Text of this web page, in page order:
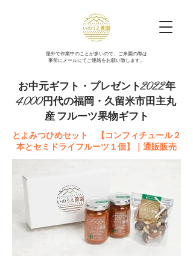
​屋外で作業中のことが多いので、ご来園の際は
事前にメールにてご連絡をお願い致します。
お中元ギフト・プレゼント2022年
4,000円代の福岡・久留米市田主丸
産 フルーツ果物ギフト
とよみつひめセット 【コンフィチュール２
本とセミドライフルーツ１個】｜通販販売